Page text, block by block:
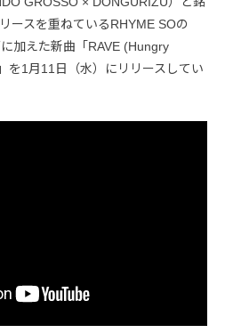
ースを重ねているRHYME SOの
加えた新曲「RAVE (Hungry
を1月11日（水）にリリースしてい